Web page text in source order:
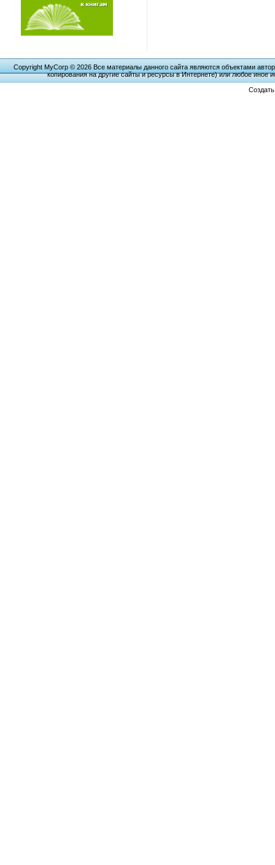
Copyright MyCorp © 2026 Все материалы данного сайта являются объектами
копирования на другие сайты и ресурсы в Интернете) или любое иное